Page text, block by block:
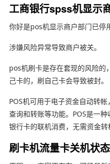
工商银行spss机显示
你好是pos机显示商户部门已停
涉嫌风险异常导致商户被关。
pos机刷卡是存在套现的风险的
己卡的，刷自己卡会导致被封。
POS机可用于电子资金自动转
查询和转账等功能。POS是一
银行卡的联机消费，无需资金转
刷卡机流量卡关机状态